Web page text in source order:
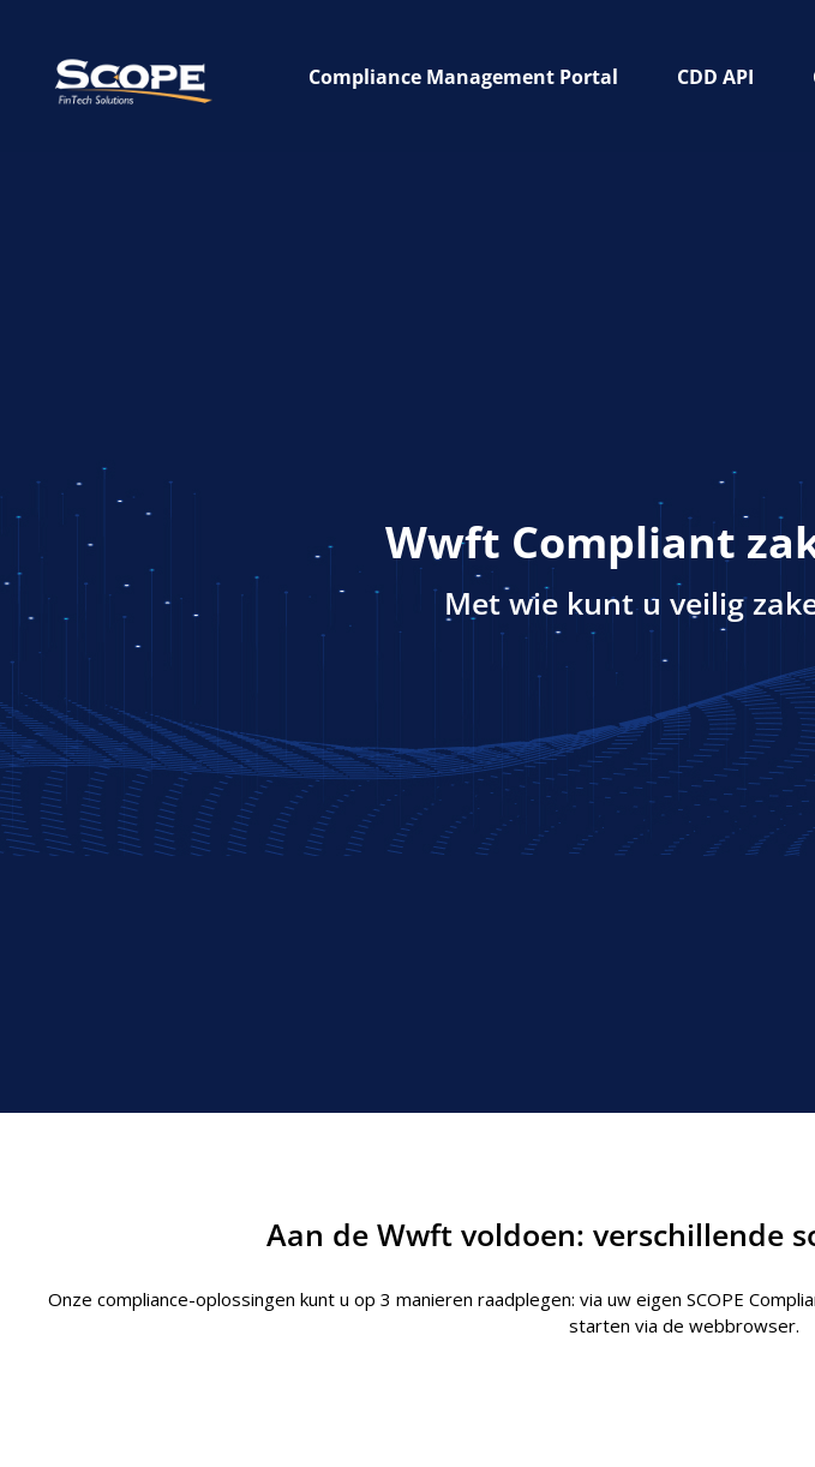
Compliance Management Portal CDD API
Wwft Compliant
Met wie kunt u veilig
Aan de Wwft voldoen: verschillende
Onze compliance-oplossingen kunt u op 3 manieren raadplegen: via uw eigen SCOPE
starten via de webbrowser.